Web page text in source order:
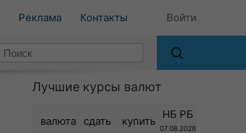
Реклама Контакты Войти
Лучшие курсы валют
валюта сдать купить
НБ РБ
07.08.2026